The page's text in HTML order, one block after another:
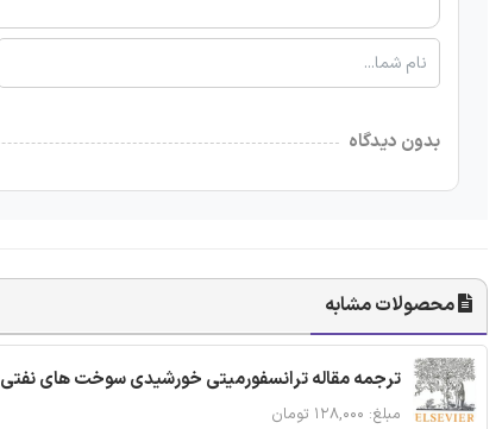
بدون دیدگاه
محصولات مشابه
ترجمه مقاله ترانسفورمیتی خورشیدی سوخت های نفتی
مبلغ: ۱۲۸,۰۰۰ تومان